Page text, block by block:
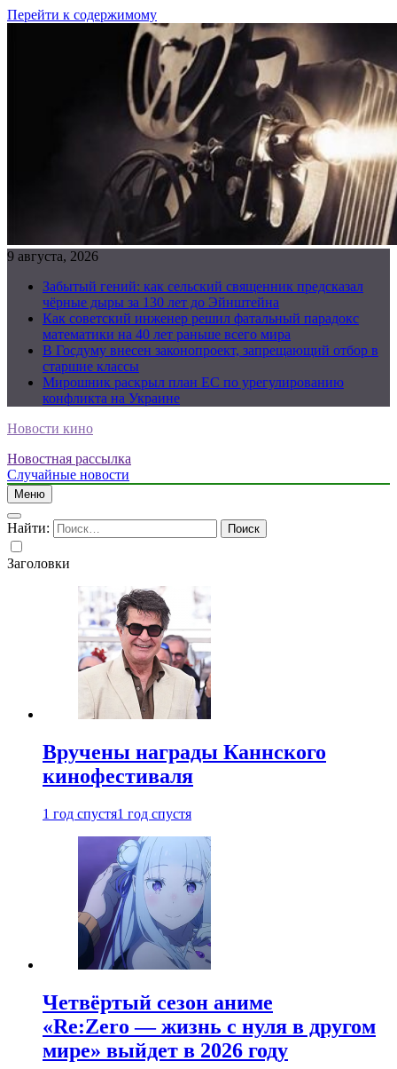
Перейти к содержимому
9 августа, 2026
Забытый гений: как сельский священник предсказал
чёрные дыры за 130 лет до Эйнштейна
Как советский инженер решил фатальный парадокс
математики на 40 лет раньше всего мира
В Госдуму внесен законопроект, запрещающий отбор в
старшие классы
Мирошник раскрыл план ЕС по урегулированию
конфликта на Украине
Новости кино
Новостная рассылка
Случайные новости
Меню
Найти:
Заголовки
Вручены награды Каннского
кинофестиваля
1 год спустя1 год спустя
Четвёртый сезон аниме
«Re:Zero — жизнь с нуля в другом
мире» выйдет в 2026 году